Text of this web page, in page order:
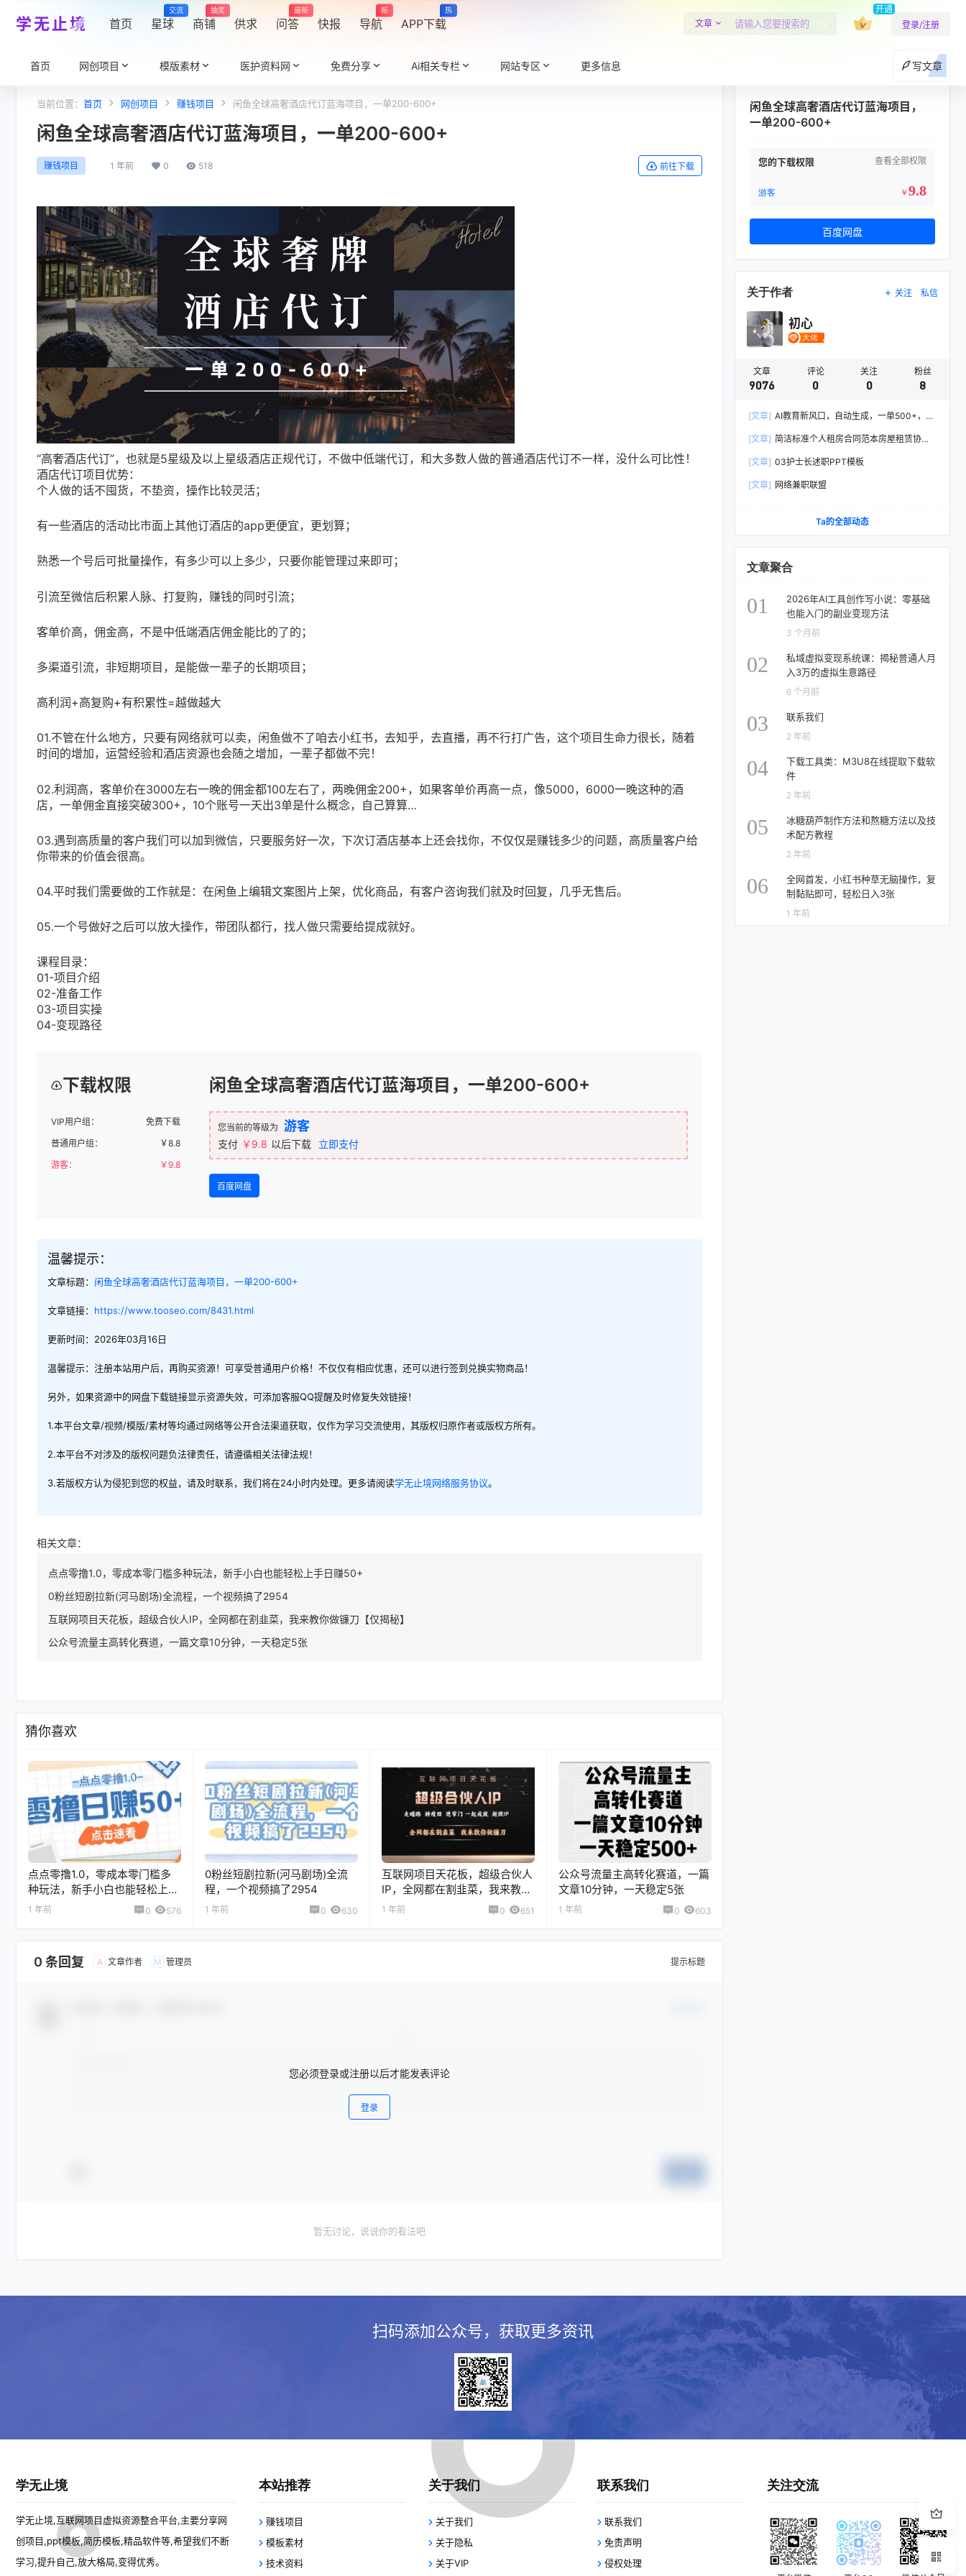
学无止境 首页 星球
交流
商铺
抽奖
供求 问答
最新
快报 导航
新
APP下载
热
文章
开通
登录/注册
首页 网创项目 模版素材 医护资料网 免费分享 Ai相关专栏 网站专区 更多信息 写文章
当前位置： 首页 网创项目 赚钱项目 闲鱼全球高奢酒店代订蓝海项目，一单200-600+
闲鱼全球高奢酒店代订蓝海项目，一单200-600+
赚钱项目 1 年前 0 518 前往下载
“高奢酒店代订”，也就是5星级及以上星级酒店正规代订，不做中低端代订，和大多数人做的普通酒店代订不一样，没什么可比性！
酒店代订项目优势：
个人做的话不囤货，不垫资，操作比较灵活；
有一些酒店的活动比市面上其他订酒店的app更便宜，更划算；
熟悉一个号后可批量操作，有多少可以上多少，只要你能管理过来即可；
引流至微信后积累人脉、打复购，赚钱的同时引流；
客单价高，佣金高，不是中低端酒店佣金能比的了的；
多渠道引流，非短期项目，是能做一辈子的长期项目；
高利润+高复购+有积累性=越做越大
01.不管在什么地方，只要有网络就可以卖，闲鱼做不了咱去小红书，去知乎，去直播，再不行打广告，这个项目生命力很长，随着
时间的增加，运营经验和酒店资源也会随之增加，一辈子都做不完！
02.利润高，客单价在3000左右一晚的佣金都100左右了，两晚佣金200+，如果客单价再高一点，像5000，6000一晚这种的酒
店，一单佣金直接突破300+，10个账号一天出3单是什么概念，自己算算…
03.遇到高质量的客户我们可以加到微信，只要服务好一次，下次订酒店基本上还会找你，不仅仅是赚钱多少的问题，高质量客户给
你带来的价值会很高。
04.平时我们需要做的工作就是：在闲鱼上编辑文案图片上架，优化商品，有客户咨询我们就及时回复，几乎无售后。
05.一个号做好之后可以放大操作，带团队都行，找人做只需要给提成就好。
课程目录：
01-项目介绍
02-准备工作
03-项目实操
04-变现路径
下载权限
VIP用户组：
免费下载
普通用户组：
￥8.8
游客：
￥9.8
闲鱼全球高奢酒店代订蓝海项目，一单200-600+
您当前的等级为 游客
支付 ￥9.8 以后下载 立即支付
百度网盘
温馨提示：
文章标题： 闲鱼全球高奢酒店代订蓝海项目，一单200-600+
文章链接： https://www.tooseo.com/8431.html
更新时间：2026年03月16日
温馨提示：注册本站用户后，再购买资源！可享受普通用户价格！不仅仅有相应优惠，还可以进行签到兑换实物商品！
另外，如果资源中的网盘下载链接显示资源失效，可添加客服QQ提醒及时修复失效链接！
1.本平台文章/视频/模版/素材等均通过网络等公开合法渠道获取，仅作为学习交流使用，其版权归原作者或版权方所有。
2.本平台不对涉及的版权问题负法律责任，请遵循相关法律法规！
3.若版权方认为侵犯到您的权益，请及时联系，我们将在24小时内处理。更多请阅读学无止境网络服务协议。
相关文章：
点点零撸1.0，零成本零门槛多种玩法，新手小白也能轻松上手日赚50+
0粉丝短剧拉新(河马剧场)全流程，一个视频搞了2954
互联网项目天花板，超级合伙人IP，全网都在割韭菜，我来教你做镰刀【仅揭秘】
公众号流量主高转化赛道，一篇文章10分钟，一天稳定5张
猜你喜欢
点点零撸1.0，零成本零门槛多
种玩法，新手小白也能轻松上手
日赚50+
1 年前 0 576
0粉丝短剧拉新(河马剧场)全流
程，一个视频搞了2954
1 年前 0 630
互联网项目天花板，超级合伙人
IP，全网都在割韭菜，我来教你
做镰刀【仅揭秘】
1 年前 0 651
公众号流量主高转化赛道，一篇
文章10分钟，一天稳定5张
1 年前 0 603
0 条回复 A 文章作者 M 管理员 提示标题
您必须登录或注册以后才能发表评论
登录
暂无讨论，说说你的看法吧
闲鱼全球高奢酒店代订蓝海项目，
一单200-600+
您的下载权限 查看全部权限
游客 ￥ 9.8
百度网盘
关于作者 关注 私信
初心
文章
9076
评论
0
关注
0
粉丝
8
[文章] AI教育新风口，自动生成，一单500+，月
[文章] 简洁标准个人租房合同范本房屋租赁协议
[文章] 03护士长述职PPT模板
[文章] 网络兼职联盟
Ta的全部动态
文章聚合
01
2026年AI工具创作写小说：零基础
也能入门的副业变现方法
3 个月前
02
私域虚拟变现系统课：揭秘普通人月
入3万的虚拟生意路径
6 个月前
03 联系我们
2 年前
04
下载工具类：M3U8在线提取下载软
件
2 年前
05
冰糖葫芦制作方法和熬糖方法以及技
术配方教程
2 年前
06
全网首发，小红书种草无脑操作，复
制黏贴即可，轻松日入3张
1 年前
扫码添加公众号，获取更多资讯
学无止境
学无止境,互联网项目虚拟资源整合平台,主要分享网
创项目,ppt模板,简历模板,精品软件等,希望我们不断
学习,提升自己,放大格局,变得优秀。
本站推荐
赚钱项目
模板素材
技术资料
关于我们
关于我们
关于隐私
关于VIP
联系我们
联系我们
免责声明
侵权处理
关注交流